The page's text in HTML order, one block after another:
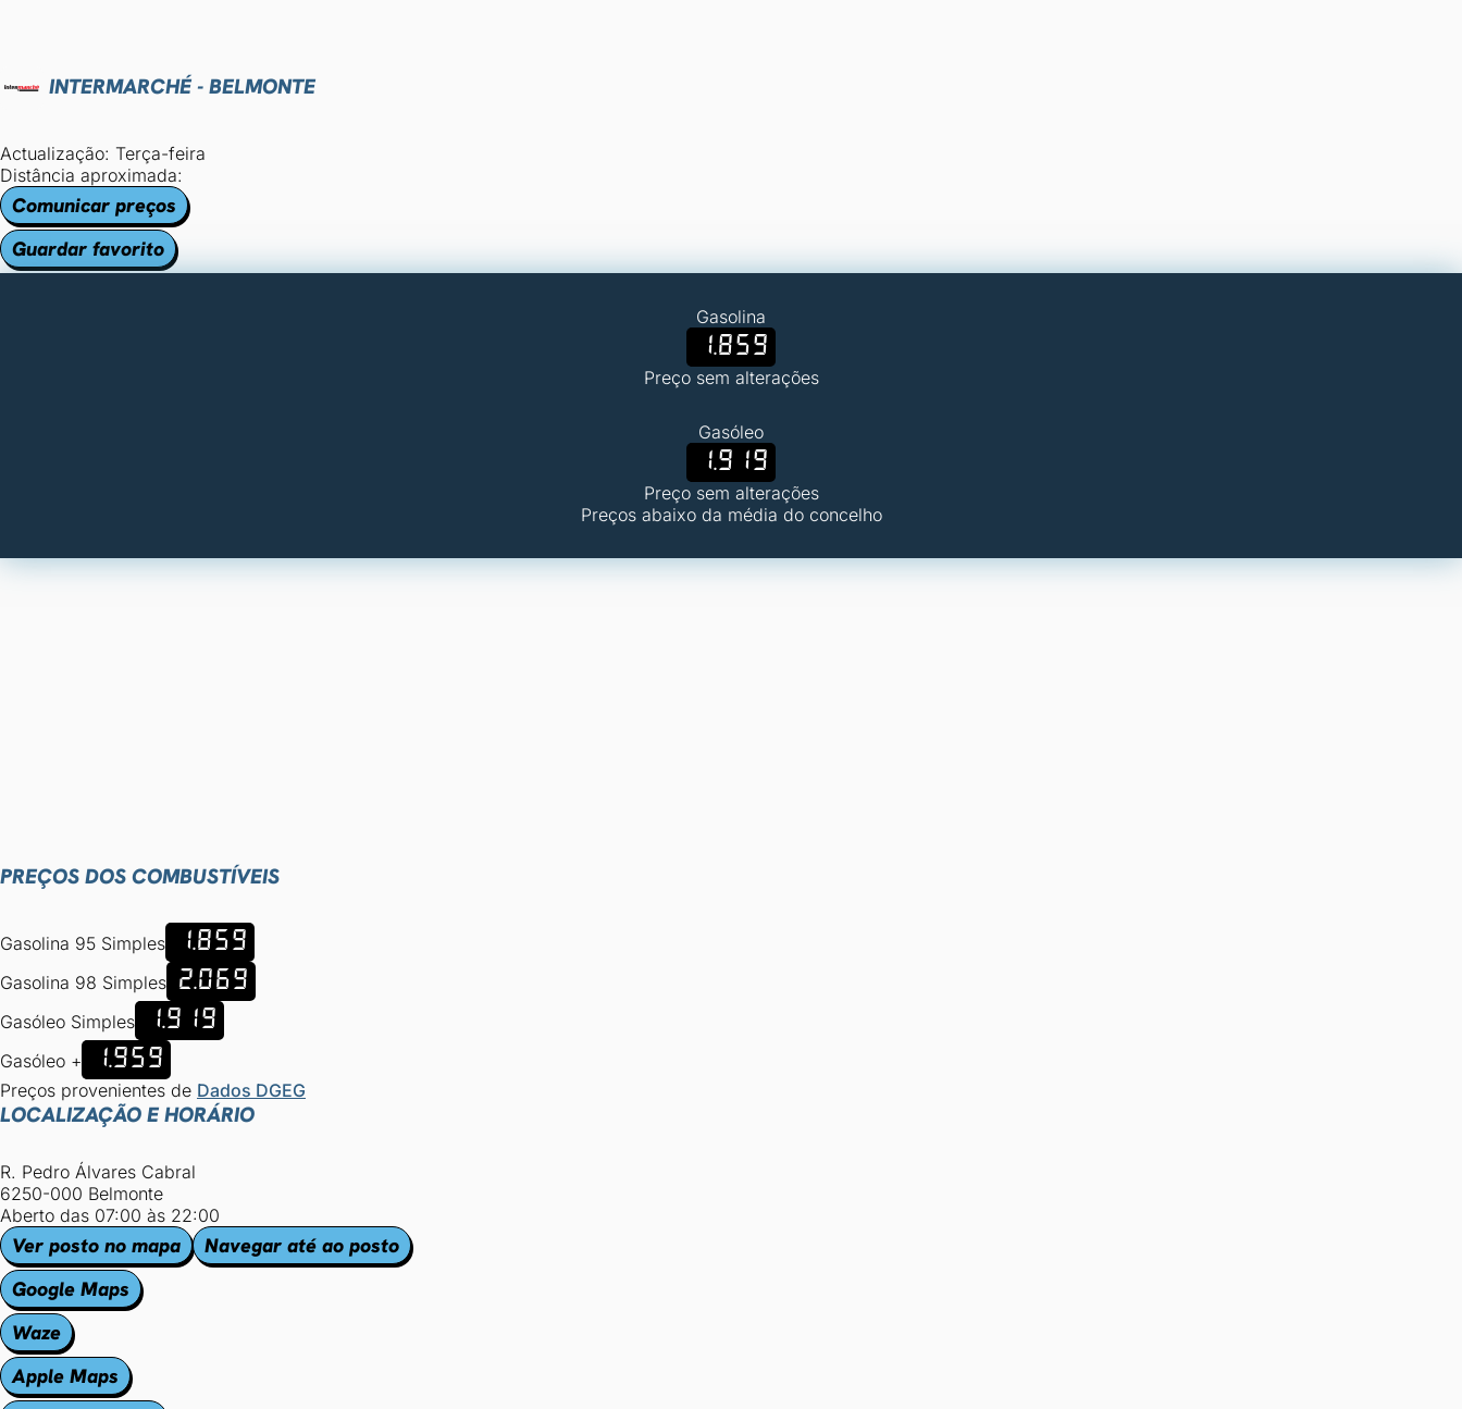
INTERMARCHÉ - BELMONTE
Actualização: Terça-feira
Distância aproximada:
Comunicar preços
Guardar favorito
Gasolina
1.859
Preço sem alterações
Gasóleo
1.919
Preço sem alterações
Preços abaixo da média do concelho
PREÇOS DOS COMBUSTÍVEIS
Gasolina 95 Simples 1.859
Gasolina 98 Simples 2.069
Gasóleo Simples 1.919
Gasóleo + 1.959
Preços provenientes de Dados DGEG
LOCALIZAÇÃO E HORÁRIO
R. Pedro Álvares Cabral
6250-000 Belmonte
Aberto das 07:00 às 22:00
Ver posto no mapa
Navegar até ao posto
Google Maps
Waze
Apple Maps